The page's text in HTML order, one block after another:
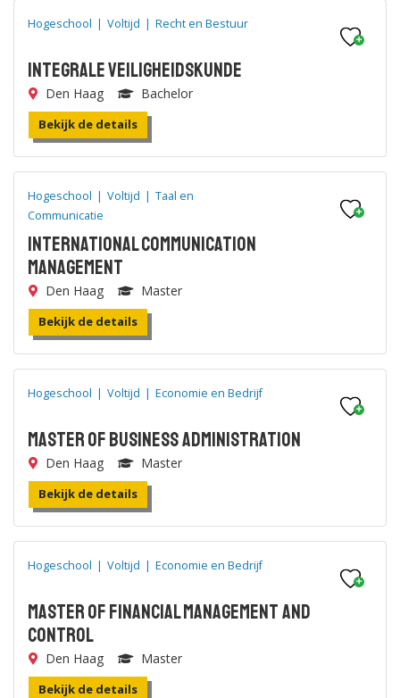
Hogeschool | Voltijd | Recht en Bestuur
Integrale Veiligheidskunde
Den Haag Bachelor
Bekijk de details
Hogeschool | Voltijd | Taal en
Communicatie
International Communication
Management
Den Haag Master
Bekijk de details
Hogeschool | Voltijd | Economie en Bedrijf
Master of Business Administration
Den Haag Master
Bekijk de details
Hogeschool | Voltijd | Economie en Bedrijf
Master of Financial Management and
Control
Den Haag Master
Bekijk de details